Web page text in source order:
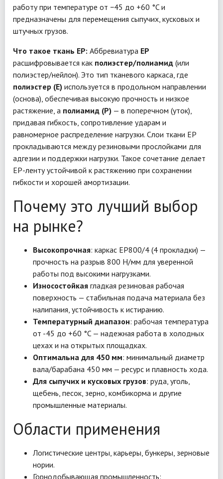
работу при температуре от −45 до +60 °C и
предназначены для перемещения сыпучих, кусковых и
штучных грузов.
Что такое ткань EP: Аббревиатура EP
расшифровывается как полиэстер/полиамид (или
полиэстер/нейлон). Это тип тканевого каркаса, где
полиэстер (E) используется в продольном направлении
(основа), обеспечивая высокую прочность и низкое
растяжение, а полиамид (P) — в поперечном (уток),
придавая гибкость, сопротивление ударам и
равномерное распределение нагрузки. Слои ткани EP
прокладываются между резиновыми прослойками для
адгезии и поддержки нагрузки. Такое сочетание делает
EP-ленту устойчивой к растяжению при сохранении
гибкости и хорошей амортизации.
Почему это лучший выбор
на рынке?
Высокопрочная: каркас EP800/4 (4 прокладки) —
прочность на разрыв 800 Н/мм для уверенной
работы под высокими нагрузками.
Износостойкая гладкая резиновая рабочая
поверхность — стабильная подача материала без
налипания, устойчивость к истиранию.
Температурный диапазон: рабочая температура
от -45 до +60 °C — надежная работа в холодных
цехах и на открытых площадках.
Оптимальна для 450 мм: минимальный диаметр
вала/барабана 450 мм — ресурс и плавность хода.
Для сыпучих и кусковых грузов: руда, уголь,
щебень, песок, зерно, комбикорма и другие
промышленные материалы.
Области применения
Логистические центры, карьеры, бункеры, зерновые
нории.
Горнодобывающая промышленность: